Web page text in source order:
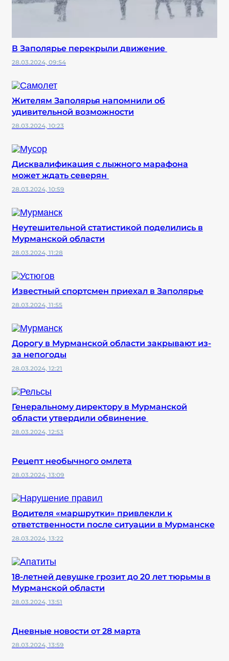
В Заполярье перекрыли движение
28.03.2024, 09:54
Жителям Заполярья напомнили об
удивительной возможности
28.03.2024, 10:23
Дисквалификация с лыжного марафона
может ждать северян
28.03.2024, 10:59
Неутешительной статистикой поделились в
Мурманской области
28.03.2024, 11:28
Известный спортсмен приехал в Заполярье
28.03.2024, 11:55
Дорогу в Мурманской области закрывают из-
за непогоды
28.03.2024, 12:21
Генеральному директору в Мурманской
области утвердили обвинение
28.03.2024, 12:53
Рецепт необычного омлета
28.03.2024, 13:09
Водителя «маршрутки» привлекли к
ответственности после ситуации в Мурманске
28.03.2024, 13:22
18-летней девушке грозит до 20 лет тюрьмы в
Мурманской области
28.03.2024, 13:51
Дневные новости от 28 марта
28.03.2024, 13:59